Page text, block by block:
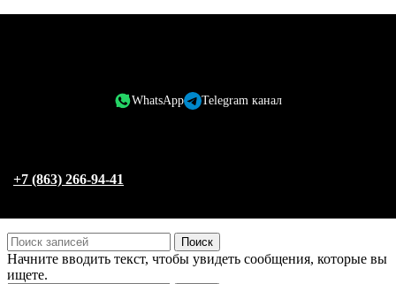
WhatsApp Telegram канал
+7 (863) 266-94-41
Поиск
Начните вводить текст, чтобы увидеть сообщения, которые вы
ищете.